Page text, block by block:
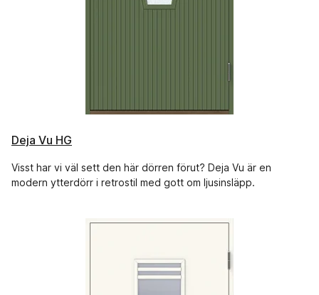
Deja Vu HG
Visst har vi väl sett den här dörren förut? Deja Vu är en
modern ytterdörr i retrostil med gott om ljusinsläpp.